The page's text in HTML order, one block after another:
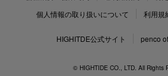
個人情報の取り扱いについて
利用規
HIGHITDE公式サイト penco
© HIGHTIDE CO., LTD. All Rights